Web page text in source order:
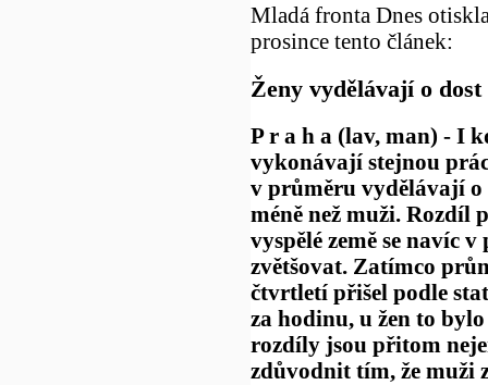
Mladá fronta Dnes
prosince tento článek:
Ženy vydělávají o dost
P r a h a (lav, man) - I
vykonávají stejnou
v průměru vydělávají o
méně než muži. Rozdíl
vyspělé země se navíc
zvětšovat. Zatímco
čtvrtletí přišel podle
za hodinu, u žen to
rozdíly jsou přitom
zdůvodnit tím, že muži